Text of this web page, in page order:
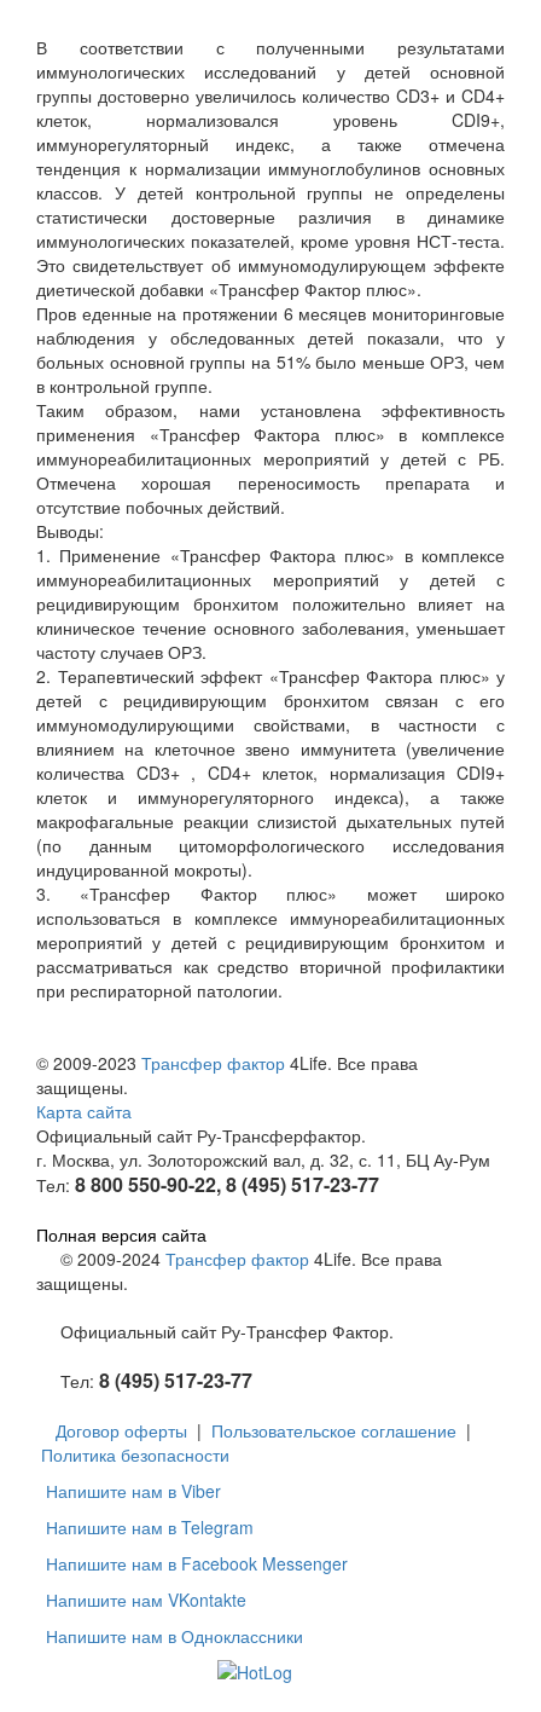
В соответствии с полученными результатами
иммунологических исследований у детей основной
группы достоверно увеличилось количество CD3+ и CD4+
клеток, нормализовался уровень CDI9+,
иммунорегуляторный индекс, а также отмечена
тенденция к нормализации иммуноглобулинов основных
классов. У детей контрольной группы не определены
статистически достоверные различия в динамике
иммунологических показателей, кроме уровня НСТ-теста.
Это свидетельствует об иммуномодулирующем эффекте
диетической добавки «Трансфер Фактор плюс».
Пров еденные на протяжении 6 месяцев мониторинговые
наблюдения у обследованных детей показали, что у
больных основной группы на 51% было меньше ОРЗ, чем
в контрольной группе.
Таким образом, нами установлена эффективность
применения «Трансфер Фактора плюс» в комплексе
иммунореабилитационных мероприятий у детей с РБ.
Отмечена хорошая переносимость препарата и
отсутствие побочных действий.
Выводы:
1. Применение «Трансфер Фактора плюс» в комплексе
иммунореабилитационных мероприятий у детей с
рецидивирующим бронхитом положительно влияет на
клиническое течение основного заболевания, уменьшает
частоту случаев ОРЗ.
2. Терапевтический эффект «Трансфер Фактора плюс» у
детей с рецидивирующим бронхитом связан с его
иммуномодулирующими свойствами, в частности с
влиянием на клеточное звено иммунитета (увеличение
количества CD3+ , CD4+ клеток, нормализация CDI9+
клеток и иммунорегуляторного индекса), а также
макрофагальные реакции слизистой дыхательных путей
(по данным цитоморфологического исследования
индуцированной мокроты).
3. «Трансфер Фактор плюс» может широко
использоваться в комплексе иммунореабилитационных
мероприятий у детей с рецидивирующим бронхитом и
рассматриваться как средство вторичной профилактики
при респираторной патологии.
© 2009-2023 Трансфер фактор 4Life. Все права
защищены.
Карта сайта
Официальный сайт Ру-Трансферфактор.
г. Москва, ул. Золоторожский вал, д. 32, с. 11, БЦ Ау-Рум
Тел: 8 800 550-90-22, 8 (495) 517-23-77
Полная версия сайта
© 2009-2024 Трансфер фактор 4Life. Все права
защищены.
Официальный сайт Ру-Трансфер Фактор.
Тел: 8 (495) 517-23-77
Договор оферты | Пользовательское соглашение |
Политика безопасности
Напишите нам в Viber
Напишите нам в Telegram
Напишите нам в Facebook Messenger
Напишите нам VKontakte
Напишите нам в Одноклассники